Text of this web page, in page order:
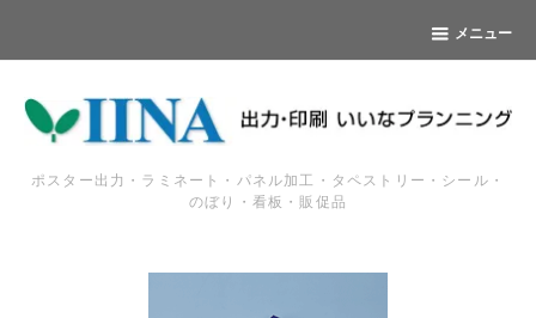
メニュー
ポスター出力・ラミネート・パネル加工・タペストリー・シール・
のぼり・看板・販促品